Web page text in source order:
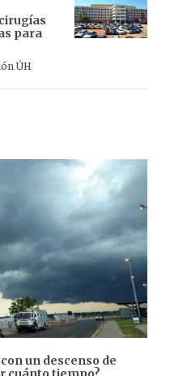
para
ÚH
un descenso de